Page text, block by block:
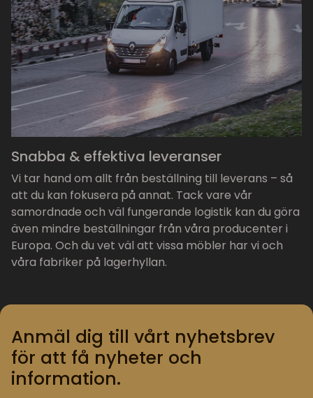
Snabba & effektiva leveranser
Vi tar hand om allt från beställning till leverans – så
att du kan fokusera på annat. Tack vare vår
samordnade och väl fungerande logistik kan du göra
även mindre beställningar från våra producenter i
Europa. Och du vet väl att vissa möbler har vi och
våra fabriker på lagerhyllan.
Anmäl dig till vårt nyhetsbrev
för att få nyheter och
information.